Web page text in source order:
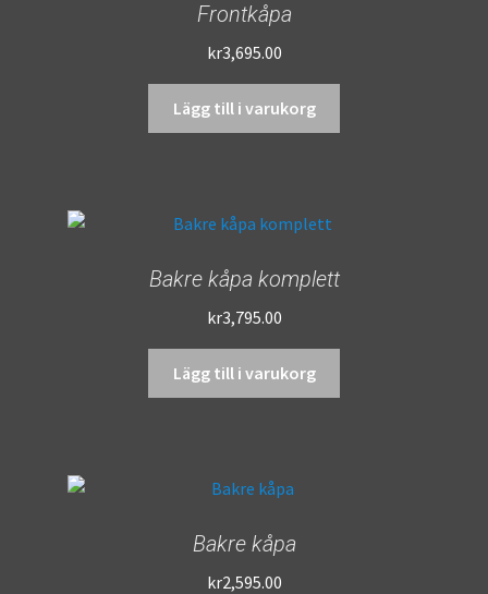
Frontkåpa
kr3,695.00
Lägg till i varukorg
Bakre kåpa komplett
kr3,795.00
Lägg till i varukorg
Bakre kåpa
kr2,595.00